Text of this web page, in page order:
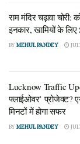
राम मंदिर चढ़ावा चोरी:
इनकार, खामियों के लिए
BYMEHUL PANDEY
Lucknow Traffic
फ्लाईओवर’ प्रोजेक्ट?
मिनटों में होगा सफर
BYMEHUL PANDEY